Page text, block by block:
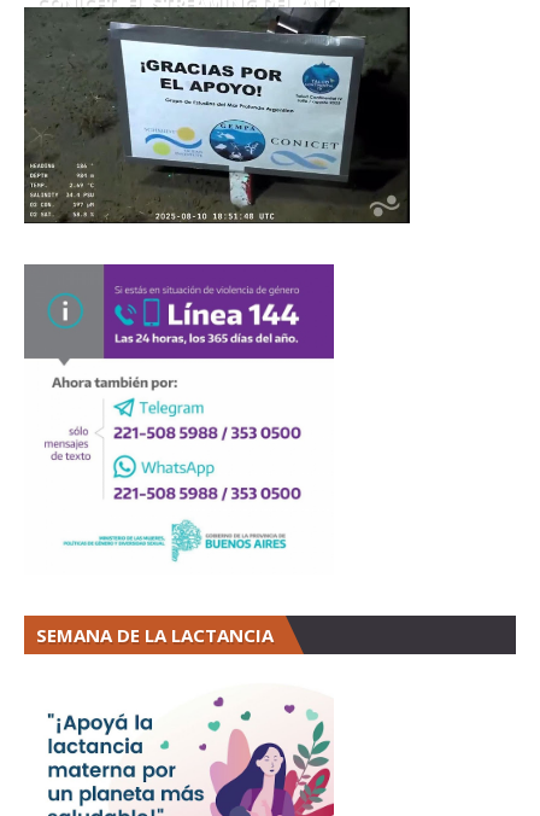
SEMANA DE LA LACTANCIA